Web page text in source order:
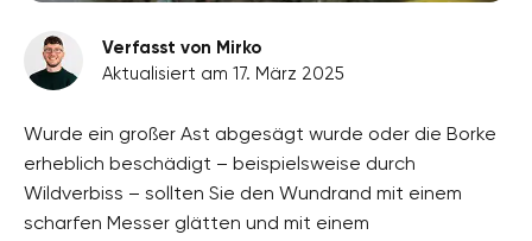
Verfasst von Mirko
Aktualisiert am 17. März 2025
Wurde ein großer Ast abgesägt wurde oder die Borke
erheblich beschädigt – beispielsweise durch
Wildverbiss – sollten Sie den Wundrand mit einem
scharfen Messer glätten und mit einem